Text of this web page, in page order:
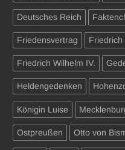
Deutsches Reich
Friedensvertrag Friedrich
Friedrich Wilhelm IV.
Heldengedenken
Königin Luise
Ostpreußen Otto von